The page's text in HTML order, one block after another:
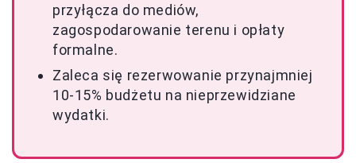
przyłącza do mediów,
zagospodarowanie terenu i opłaty
formalne.
Zaleca się rezerwowanie przynajmniej
10-15% budżetu na nieprzewidziane
wydatki.